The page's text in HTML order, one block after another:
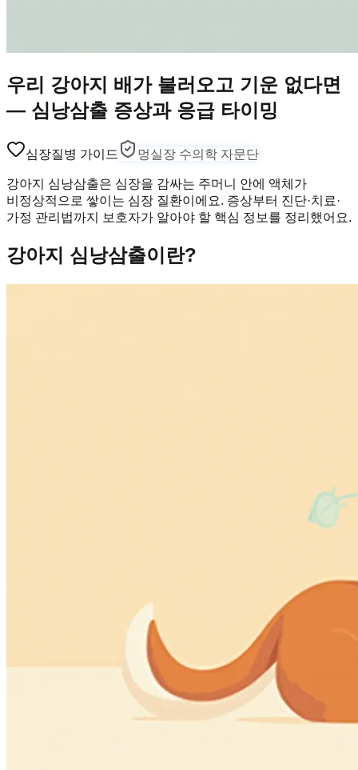
우리 강아지 배가 불러오고 기운 없다면
— 심낭삼출 증상과 응급 타이밍
심장질병 가이드 멍실장 수의학 자문단
강아지 심낭삼출은 심장을 감싸는 주머니 안에 액체가
비정상적으로 쌓이는 심장 질환이에요. 증상부터 진단·치료·
가정 관리법까지 보호자가 알아야 할 핵심 정보를 정리했어요.
강아지 심낭삼출이란?